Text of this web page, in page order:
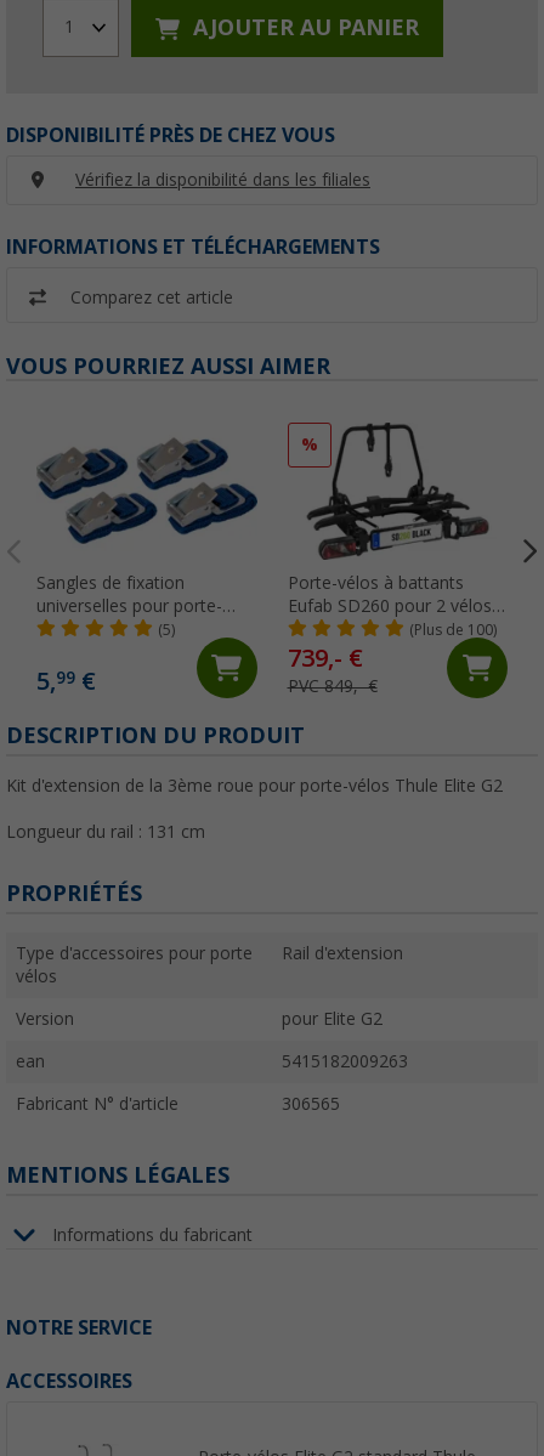
1 AJOUTER AU PANIER
DISPONIBILITÉ PRÈS DE CHEZ VOUS
Vérifiez la disponibilité dans les filiales
INFORMATIONS ET TÉLÉCHARGEMENTS
Comparez cet article
VOUS POURRIEZ AUSSI AIMER
Sangles de fixation
universelles pour porte-
vélos, jeu de 4 pièces
(5)
5,99 €
%
Porte-vélos à battants
Eufab SD260 pour 2 vélos,
noir
(Plus de 100)
739,- €
PVC 849,- €
DESCRIPTION DU PRODUIT
Kit d'extension de la 3ème roue pour porte-vélos Thule Elite G2
Longueur du rail : 131 cm
PROPRIÉTÉS
Type d'accessoires pour porte
vélos
Rail d'extension
Version pour Elite G2
ean 5415182009263
Fabricant N° d'article 306565
MENTIONS LÉGALES
Informations du fabricant
NOTRE SERVICE
ACCESSOIRES